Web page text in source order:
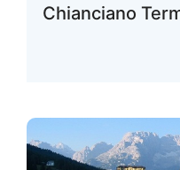
Chianciano